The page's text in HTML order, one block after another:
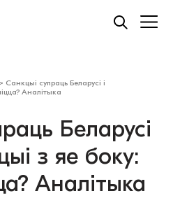
> Санкцыі супраць Беларусі і
Аналітыка
Беларусі
з яе боку:
Аналітыка